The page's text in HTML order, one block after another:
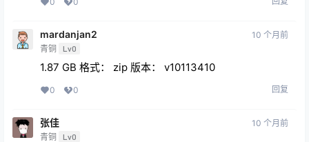
mardanjan2
青铜 Lv0
10 个月前
1.87 GB 格式： zip 版本： v10113410
0 0 回复
张佳
青铜 Lv0
10 个月前